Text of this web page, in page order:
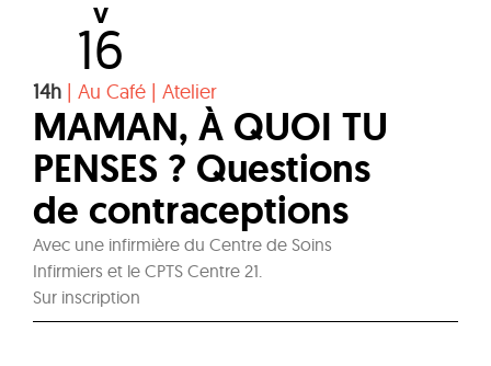
V
16
14h | Au Café | Atelier
MAMAN, À QUOI TU
PENSES ? Questions
de contraceptions
Avec une infirmière du Centre de Soins
Infirmiers et le CPTS Centre 21.
Sur inscription